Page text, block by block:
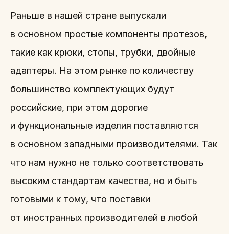
Раньше в нашей стране выпускали
в основном простые компоненты протезов,
такие как крюки, стопы, трубки, двойные
адаптеры. На этом рынке по количеству
большинство комплектующих будут
российские, при этом дорогие
и функциональные изделия поставляются
в основном западными производителями. Так
что нам нужно не только соответствовать
высоким стандартам качества, но и быть
готовыми к тому, что поставки
от иностранных производителей в любой